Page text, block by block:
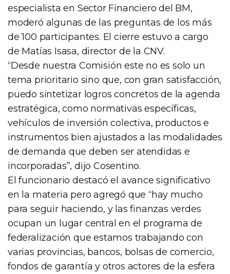
especialista en Sector Financiero del BM,
moderó algunas de las preguntas de los más
de 100 participantes. El cierre estuvo a cargo
de Matías Isasa, director de la CNV.
“Desde nuestra Comisión este no es solo un
tema prioritario sino que, con gran satisfacción,
puedo sintetizar logros concretos de la agenda
estratégica, como normativas específicas,
vehículos de inversión colectiva, productos e
instrumentos bien ajustados a las modalidades
de demanda que deben ser atendidas e
incorporadas”, dijo Cosentino.
El funcionario destacó el avance significativo
en la materia pero agregó que “hay mucho
para seguir haciendo, y las finanzas verdes
ocupan un lugar central en el programa de
federalización que estamos trabajando con
varias provincias, bancos, bolsas de comercio,
fondos de garantía y otros actores de la esfera